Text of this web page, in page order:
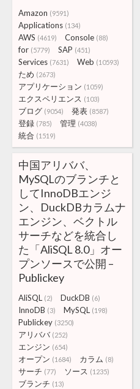
Amazon (9591)
Applications (134)
AWS (4619) Console (88)
for (5779) SAP (451)
Services (7631) Web (10593)
ため (2673)
アプリケーション (1059)
エクスペリエンス (103)
ブログ (9054) 発表 (8587)
登録 (785) 管理 (4038)
統合 (1519)
中国アリババ、
MySQLのブランチと
してInnoDBエンジ
ン、DuckDBカラムナ
エンジン、ベクトル
サーチなどを統合し
た「AliSQL 8.0」オー
プンソースで公開 –
Publickey
AliSQL (2) DuckDB (6)
InnoDB (3) MySQL (198)
Publickey (3250)
アリババ (252)
エンジン (654)
オープン (1684) カラム (8)
サーチ (77) ソース (1235)
ブランチ (13)